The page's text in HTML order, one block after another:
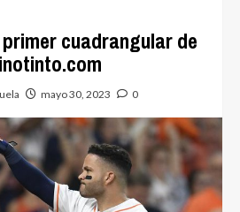
cuadrangular de
mayo 30, 2023 0